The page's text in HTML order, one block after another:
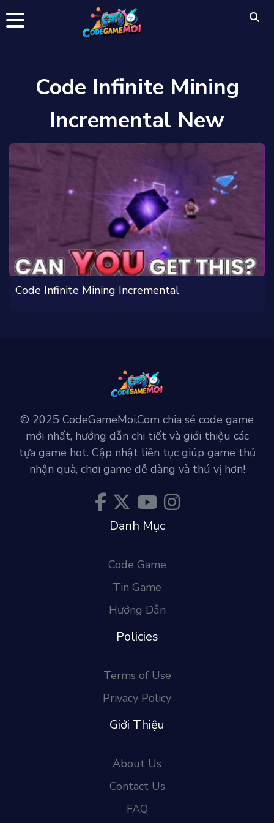
Code Infinite Mining
Incremental New
Code Infinite Mining Incremental
© 2025 CodeGameMoi.Com chia sẻ code game
mới nhất, hướng dẫn chi tiết và giới thiệu các
tựa game hot. Cập nhật liên tục giúp game thủ
nhận quà, chơi game dễ dàng và thú vị hơn!
Danh Mục
Code Game
Tin Game
Hướng Dẫn
Policies
Terms of Use
Privacy Policy
Giới Thiệu
About Us
Contact Us
FAQ